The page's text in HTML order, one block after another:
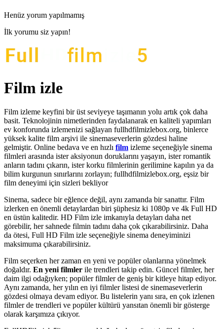
Henüz yorum yapılmamış
İlk yorumu siz yapın!
Film izle
Film izleme keyfini bir üst seviyeye taşımanın yolu artık çok daha
basit. Teknolojinin nimetlerinden faydalanarak en kaliteli yapımları
ev konforunda izlemenizi sağlayan fullhdfilmizlebox.org, binlerce
yüksek kalite film arşivi ile sinemaseverlerin gözdesi haline
gelmiştir. Online bedava ve en hızlı film izleme seçeneğiyle sinema
filmleri arasında ister aksiyonun doruklarını yaşayın, ister romantik
anların tadını çıkarın, ister korku filmlerinin gerilimine kapılın ya da
bilim kurgunun sınırlarını zorlayın; fullhdfilmizlebox.org, eşsiz bir
film deneyimi için sizleri bekliyor
Sinema, sadece bir eğlence değil, aynı zamanda bir sanattır. Film
izlerken en önemli detaylardan biri şüphesiz ki 1080p ve 4k Full HD
en üstün kalitedir. HD Film izle imkanıyla detayları daha net
görebilir, her sahnede filmin tadını daha çok çıkarabilirsiniz. Daha
da ötesi, Full HD Film izle seçeneğiyle sinema deneyiminizi
maksimuma çıkarabilirsiniz.
Film seçerken her zaman en yeni ve popüler olanlarına yönelmek
doğaldır. En yeni filmler ile trendleri takip edin. Güncel filmler, her
daim ilgi odağıyken; popüler filmler de geniş bir kitleye hitap ediyor.
Aynı zamanda, her yılın en iyi filmler listesi de sinemaseverlerin
gözdesi olmaya devam ediyor. Bu listelerin yanı sıra, en çok izlenen
filmler de trendleri ve popüler kültürü yansıtan önemli bir gösterge
olarak karşımıza çıkıyor.